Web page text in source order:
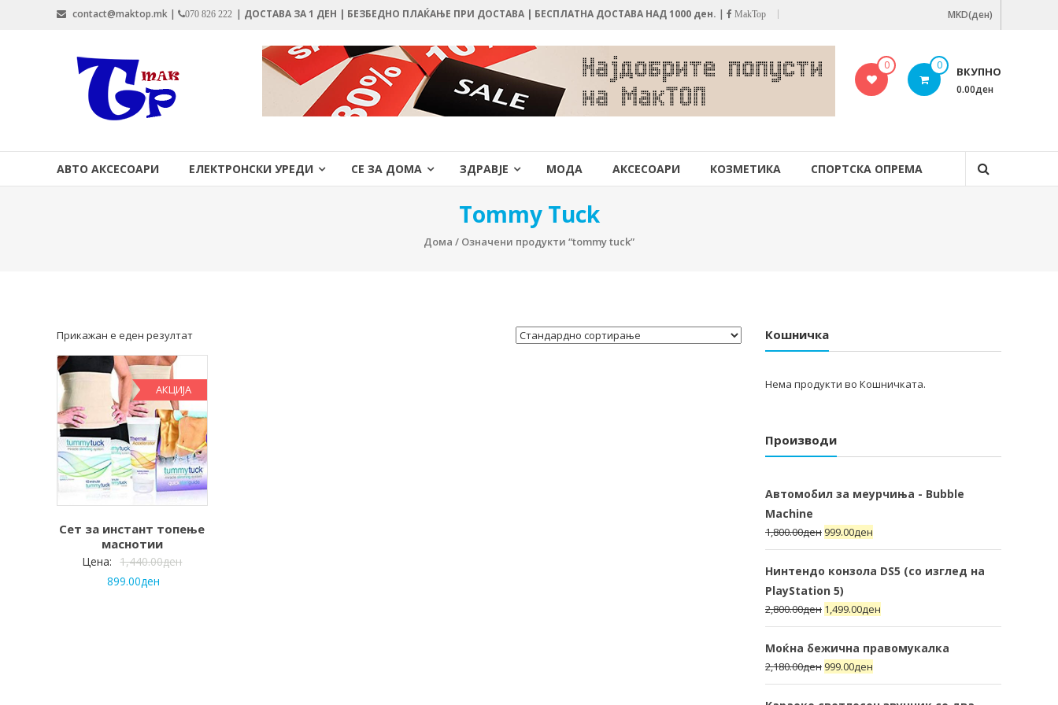
contact@maktop.mk | 070 826 222 | ДОСТАВА ЗА 1 ДЕН | БЕЗБЕДНО ПЛАЌАЊЕ ПРИ ДОСТАВА | БЕСПЛАТНА ДОСТАВА НАД 1000 ден. | MakTop MKD(ден)
MAKTOP.MK 0 0 ВКУПНО
0.00ден
АВТО АКСЕСОАРИ ЕЛЕКТРОНСКИ УРЕДИ СЕ ЗА ДОМА ЗДРАВЈЕ МОДА АКСЕСОАРИ КОЗМЕТИКА СПОРТСКА ОПРЕМА
Tommy Tuck
Дома / Означени продукти “tommy tuck”
Прикажан е еден резултат
АКЦИЈА
Сет за инстант топење
маснотии
Цена: 1,440.00ден
899.00ден
Кошничка
Нема продукти во Кошничката.
Производи
Автомобил за меурчиња - Bubble
Machine
1,800.00ден 999.00ден
Нинтендо конзола DS5 (со изглед на
PlayStation 5)
2,800.00ден 1,499.00ден
Моќна бежична правомукалка
2,180.00ден 999.00ден